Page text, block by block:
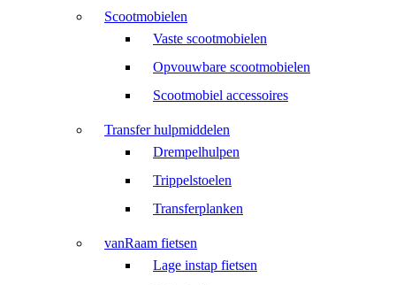
Scootmobielen
Vaste scootmobielen
Opvouwbare scootmobielen
Scootmobiel accessoires
Transfer hulpmiddelen
Drempelhulpen
Trippelstoelen
Transferplanken
vanRaam fietsen
Lage instap fietsen